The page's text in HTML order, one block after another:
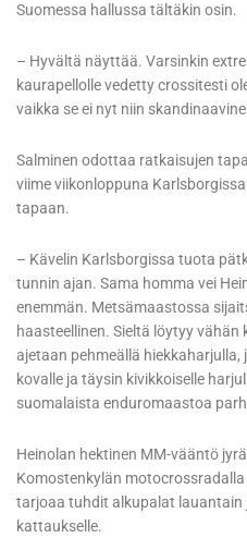
Suomessa hallussa tältäkin osin.
– Hyvältä näyttää. Varsinkin
kaurapellolle vedetty crossitesti
vaikka se ei nyt niin
Salminen odottaa ratkaisujen
viime viikonloppuna
tapaan.
– Kävelin Karlsborgissa tuota
tunnin ajan. Sama homma vei
enemmän. Metsämaastossa
haasteellinen. Sieltä löytyy vähän
ajetaan pehmeällä
kovalle ja täysin kivikkoiselle
suomalaista enduromaastoa
Heinolan hektinen MM-vääntö
Komostenkylän
tarjoaa tuhdit alkupalat lauantain
kattaukselle.